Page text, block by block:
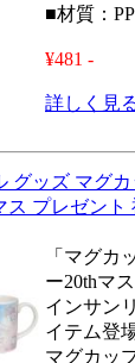
■材質：
¥481 -
詳しく見
グッズ マグ
ス プレゼント
「マグカ
ー20thマ
インサン
イテム登
マグカッ